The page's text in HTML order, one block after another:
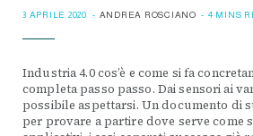
3 APRILE 2020 ANDREA ROSCIANO 4 MINS
Industria 4.0 cos’è e come si fa
completa passo passo. Dai sensori ai
possibile aspettarsi. Un documento di
per provare a partire dove serve come